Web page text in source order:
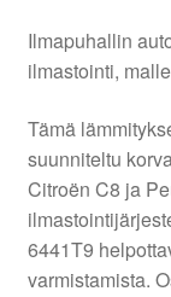
Ilmapuhallin
ilmastointi,
Tämä
suunniteltu
Citroën C8 ja
6441T9
varmistamista.